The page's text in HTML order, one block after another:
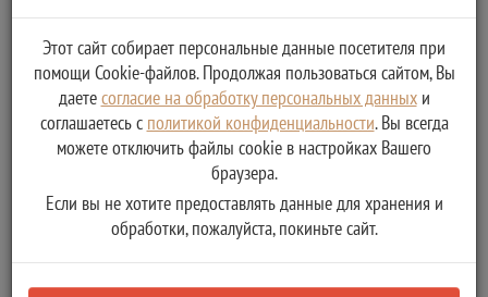
Этот сайт собирает персональные данные посетителя при
помощи Cookie-файлов. Продолжая пользоваться сайтом, Вы
даетесогласие на обработку персональных данныхи
соглашаетесь с политикой конфиденциальности. Вы всегда
можете отключить файлы cookie в настройках Вашего
браузера.
Если вы не хотите предоставлять данные для хранения и
обработки, пожалуйста, покиньте сайт.